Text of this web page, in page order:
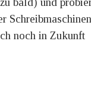
noch in Zukunft